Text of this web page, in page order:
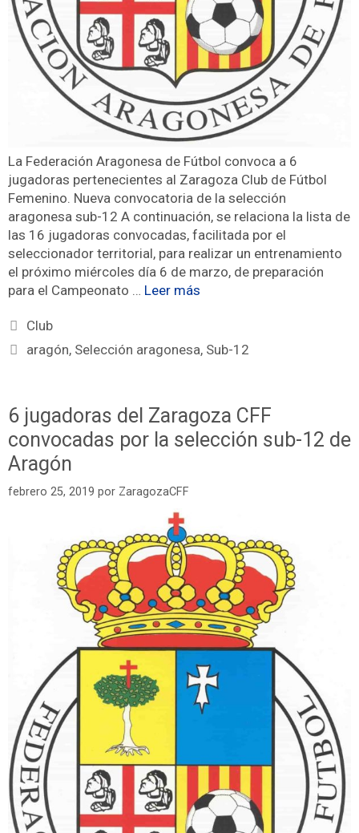
La Federación Aragonesa de Fútbol convoca a 6
jugadoras pertenecientes al Zaragoza Club de Fútbol
Femenino. Nueva convocatoria de la selección
aragonesa sub-12 A continuación, se relaciona la lista de
las 16 jugadoras convocadas, facilitada por el
seleccionador territorial, para realizar un entrenamiento
el próximo miércoles día 6 de marzo, de preparación
para el Campeonato … Leer más
Club
aragón, Selección aragonesa, Sub-12
6 jugadoras del Zaragoza CFF
convocadas por la selección sub-12 de
Aragón
febrero 25, 2019 por ZaragozaCFF